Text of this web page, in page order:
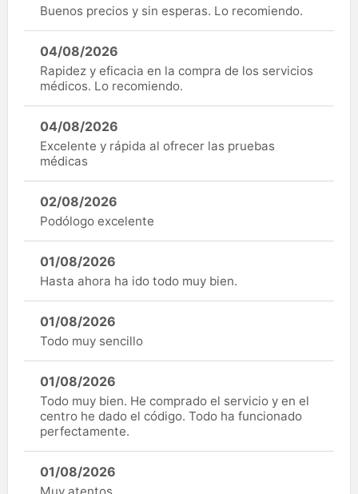
Buenos precios y sin esperas. Lo recomiendo.
04/08/2026
Rapidez y eficacia en la compra de los servicios
médicos. Lo recomiendo.
04/08/2026
Excelente y rápida al ofrecer las pruebas
médicas
02/08/2026
Podólogo excelente
01/08/2026
Hasta ahora ha ido todo muy bien.
01/08/2026
Todo muy sencillo
01/08/2026
Todo muy bien. He comprado el servicio y en el
centro he dado el código. Todo ha funcionado
perfectamente.
01/08/2026
Muy atentos